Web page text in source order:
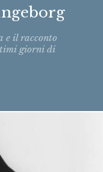
e il racconto
giorni di